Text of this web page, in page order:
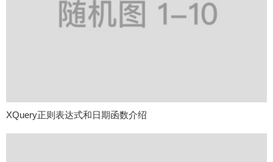
XQuery正则表达式和日期函数介绍